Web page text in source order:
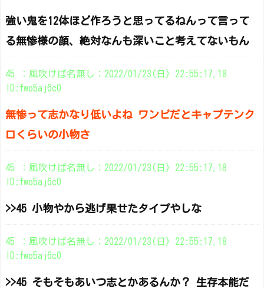
強い鬼を12体ほど作ろうと思ってるねんって言って
る無惨様の顔、絶対なんも深いこと考えてないもん
45 ：風吹けば名無し：2022/01/23(日) 22:55:17.18
ID:fwo5aj6c0
無惨って志かなり低いよね ワンピだとキャプテンク
ロくらいの小物さ
45 ：風吹けば名無し：2022/01/23(日) 22:55:17.18
ID:fwo5aj6c0
>>45 小物やから逃げ果せたタイプやしな
45 ：風吹けば名無し：2022/01/23(日) 22:55:17.18
ID:fwo5aj6c0
>>45 そもそもあいつ志とかあるんか？ 生存本能だ